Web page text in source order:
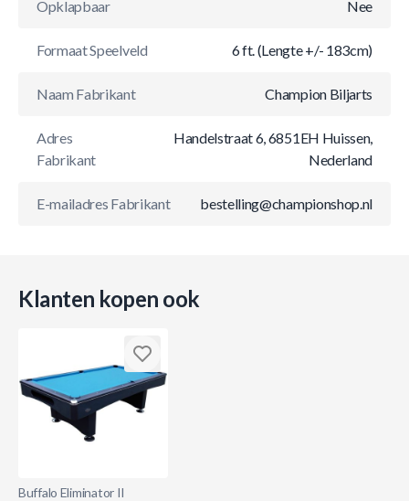
Opklapbaar Nee
Formaat Speelveld 6 ft. (Lengte +/- 183cm)
Naam Fabrikant Champion Biljarts
Adres
Fabrikant
Handelstraat 6, 6851EH Huissen,
Nederland
E-mailadres Fabrikant bestelling@championshop.nl
Klanten kopen ook
Buffalo Eliminator II